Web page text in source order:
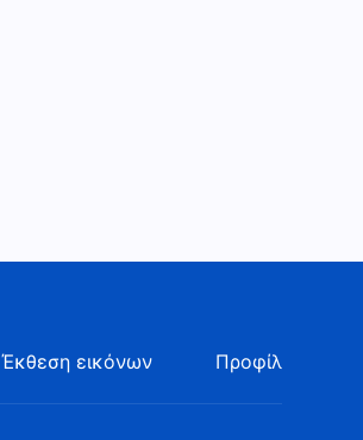
Έκθεση εικόνων Προφίλ